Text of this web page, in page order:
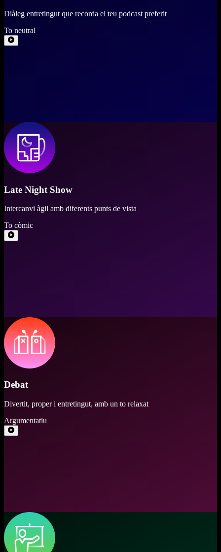
Diàleg entretingut que recorda el teu podcast preferit
To neutral
Late Night Show
Intercanvi àgil amb diferents punts de vista
To còmic
Debat
Divertit, proper i entretingut, amb un to relaxat
Argumentatiu